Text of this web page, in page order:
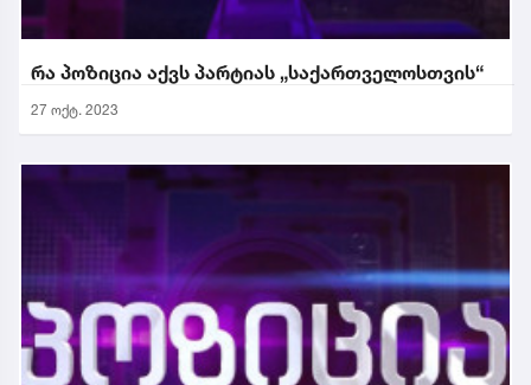
რა პოზიცია აქვს პარტიას „საქართველოსთვის“
27 ოქტ. 2023